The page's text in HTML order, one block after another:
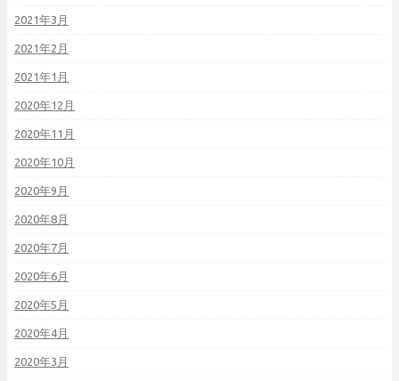
2021年3月
2021年2月
2021年1月
2020年12月
2020年11月
2020年10月
2020年9月
2020年8月
2020年7月
2020年6月
2020年5月
2020年4月
2020年3月